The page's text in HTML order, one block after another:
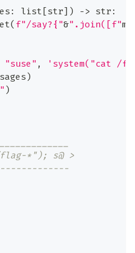
: list [str] ) -> str :
( f"/say?{"&".join([f"
"suse" ,
'system("cat /
)
" )
*"); s@ >